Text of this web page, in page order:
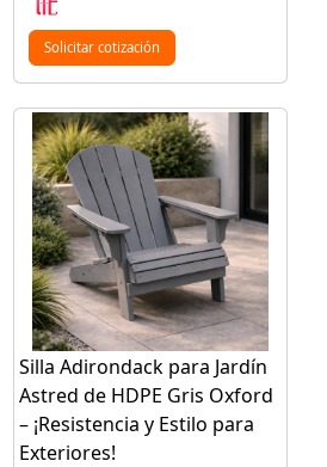
Solicitar cotización
Silla Adirondack para Jardín
Astred de HDPE Gris Oxford
– ¡Resistencia y Estilo para
Exteriores!